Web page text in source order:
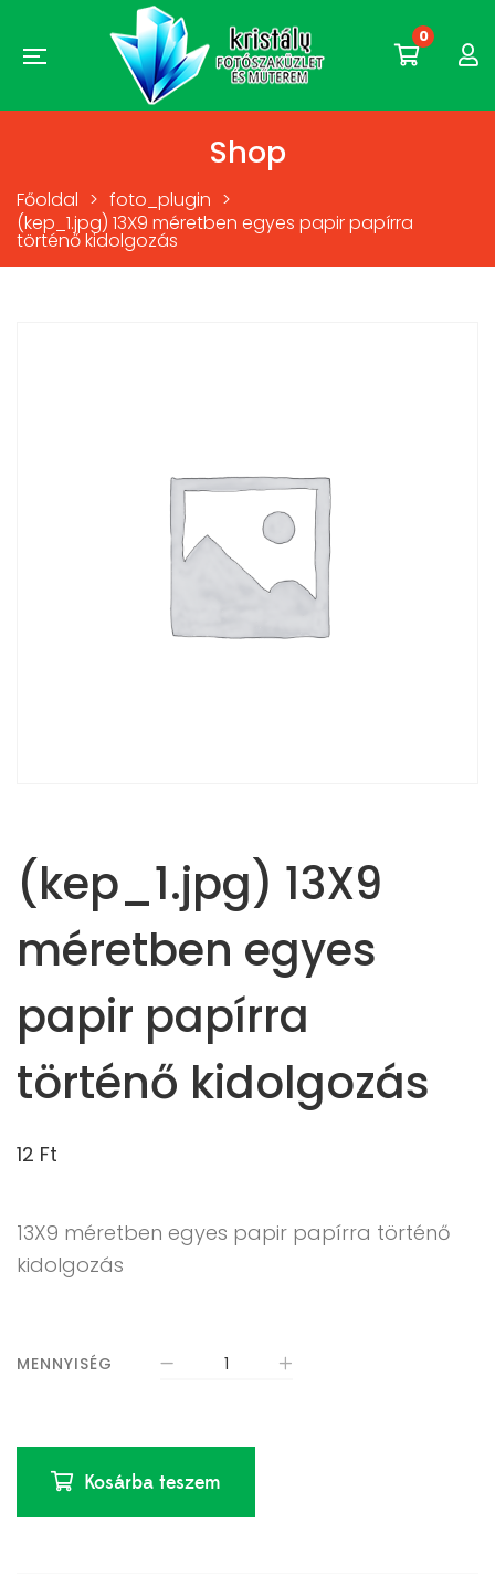
0
Shop
Főoldal > foto_plugin >
(kep_1.jpg) 13X9 méretben egyes papir papírra
történő kidolgozás
(kep_1.jpg) 13X9
méretben egyes
papir papírra
történő kidolgozás
12 Ft
13X9 méretben egyes papir papírra történő
kidolgozás
MENNYISÉG
Kosárba teszem